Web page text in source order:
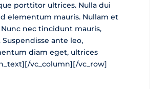
porttitor ultrices. Nulla dui
elementum mauris. Nullam et
nec tincidunt mauris,
ante leo,
diam eget, ultrices
vc_column][/vc_row]